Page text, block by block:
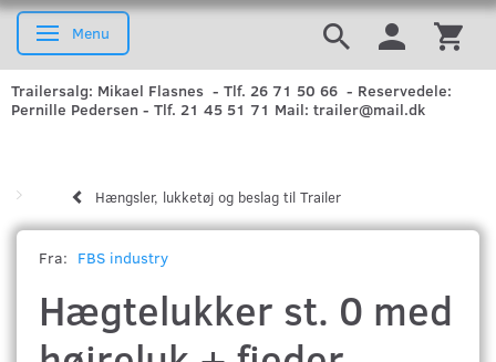
Skifte navigation
Menu
Trailersalg: Mikael Flasnes - Tlf. 26 71 50 66 - Reservedele:
Pernille Pedersen - Tlf. 21 45 51 71 Mail: trailer@mail.dk
Hængsler, lukketøj og beslag til Trailer
Fra: FBS industry
Hægtelukker st. 0 med